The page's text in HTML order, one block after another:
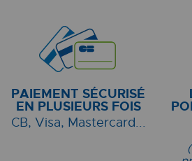
PAIEMENT SÉCURISÉ
EN PLUSIEURS FOIS
CB, Visa, Mastercard...